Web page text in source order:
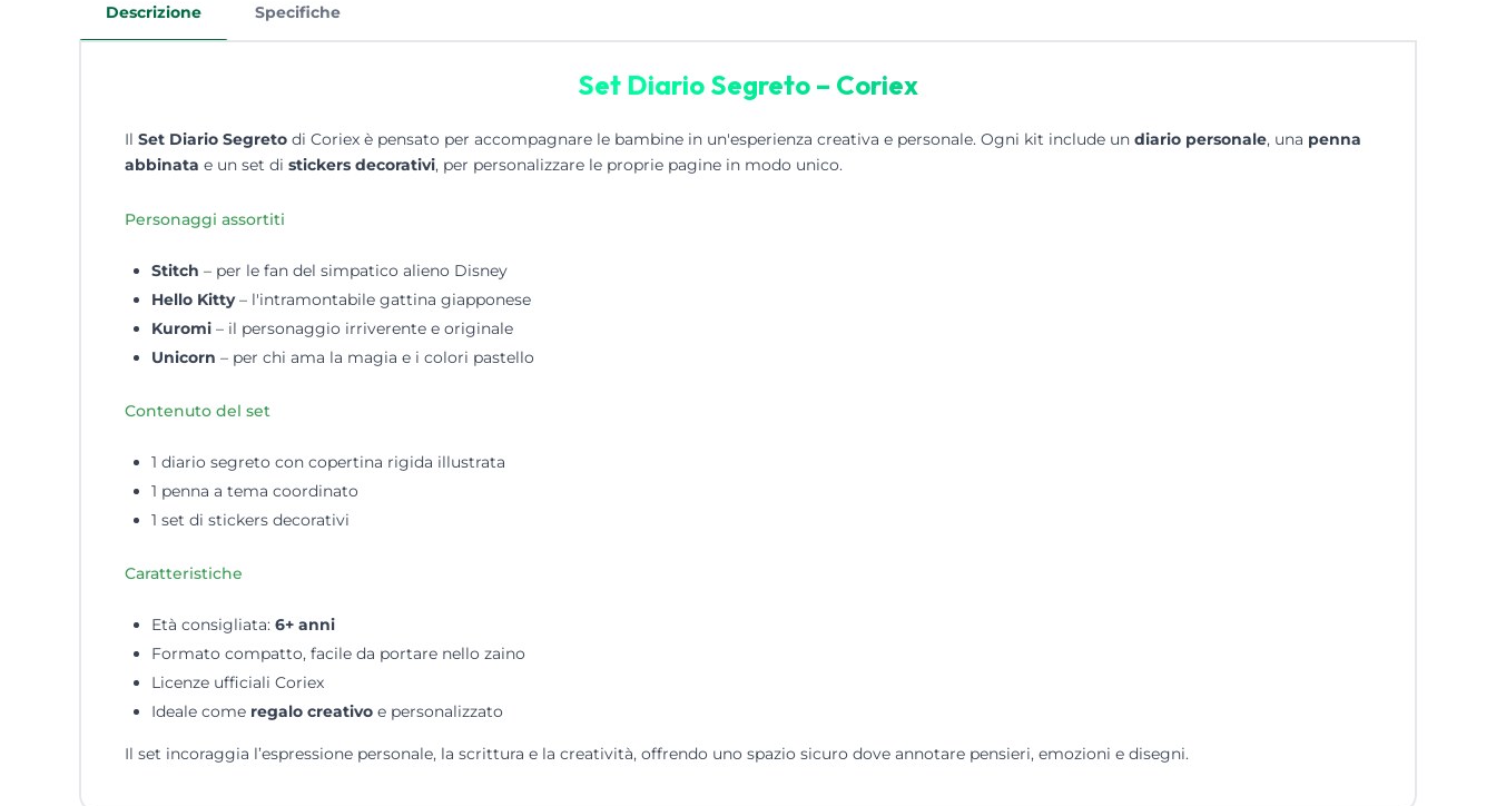
Descrizione Specifiche
Set Diario Segreto – Coriex
Il Set Diario Segretodi Coriex è pensato per accompagnare le bambine in un'esperienza creativa e personale. Ogni kit include un diario personale, una penna
abbinata e un set di stickers decorativi, per personalizzare le proprie pagine in modo unico.
Personaggi assortiti
Stitch – per le fan del simpatico alieno Disney
Hello Kitty– l'intramontabile gattina giapponese
Kuromi– il personaggio irriverente e originale
Unicorn – per chi ama la magia e i colori pastello
Contenuto del set
1 diario segreto con copertina rigida illustrata
1 penna a tema coordinato
1 set di stickers decorativi
Caratteristiche
Età consigliata: 6+ anni
Formato compatto, facile da portare nello zaino
Licenze ufficiali Coriex
Ideale come regalo creativoe personalizzato
Il set incoraggia l’espressione personale, la scrittura e la creatività, offrendo uno spazio sicuro dove annotare pensieri, emozioni e disegni.